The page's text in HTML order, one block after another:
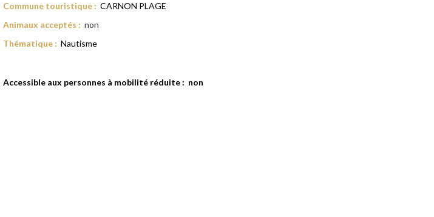
Commune touristique : CARNON PLAGE
Animaux acceptés : non
Thématique : Nautisme
Accessible aux personnes à mobilité réduite : non